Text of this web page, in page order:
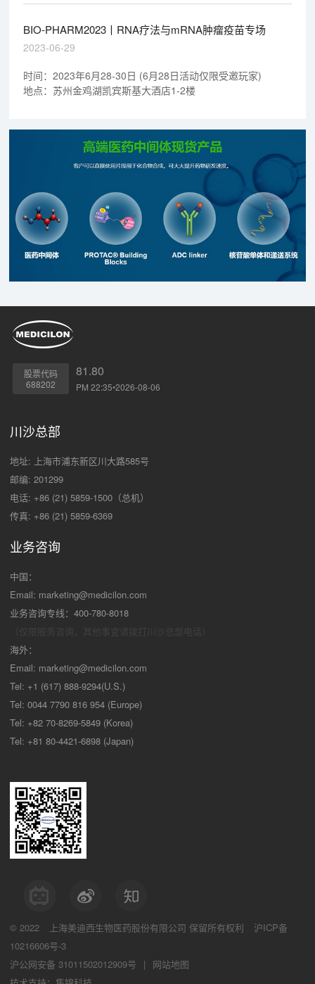
家齐聚一堂，盛况空前。
BIO-PHARM2023丨RNA疗法与mRNA肿瘤疫苗专场
2023-06-29
时间：2023年6月28-30日 (6月28日活动仅限受邀玩家)
地点：苏州金鸡湖凯宾斯基大酒店1-2楼
股票代码
688202
81.80
PM 22:35•2026-08-06
川沙总部
地址: 上海市浦东新区川大路585号
邮编: 201299
电话: +86 (21) 5859-1500（总机）
传真: +86 (21) 5859-6369
业务咨询
中国：
Email: marketing@medicilon.com
业务咨询专线：400-780-8018
海外：
Email: marketing@medicilon.com
Tel: +1 (617) 888-9294(U.S.)
Tel: 0044 7790 816 954 (Europe)
Tel: +82 70-8269-5849 (Korea)
Tel: +81 80-4421-6898 (Japan)
© 2022 上海美迪西生物医药股份有限公司 保留所有权利
沪ICP备
10216606号-3
沪公网安备 31011502012909号
|
网站地图